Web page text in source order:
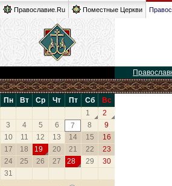
Православие.Ru Поместные Церкви
Пн Вт Ср Чт Пт Сб
Вс
1
2
3
4 5 6 7 8
9
10
11 12 13 14 15
16
17
18 19 20 21 22
23
24
25 26 27 28 29
30
31